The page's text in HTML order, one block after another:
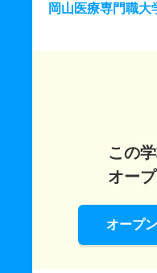
岡山医療専門職大
この
オー
オープ